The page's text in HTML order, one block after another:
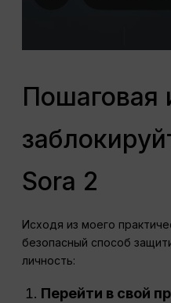
Пошаговая
Sora 2
Исходя из моего
безопасный способ
личность:
Перейти в свой